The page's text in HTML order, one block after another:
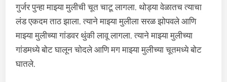
गुर्जर पुन्हा माझ्या मुलीची चूत चाटू लागला. थोड्या वेळातच त्याचा
लंड एकदम ताठ झाला. त्याने माझ्या मुलीला सरळ झोपवले आणि
माझ्या मुलीच्या गांडवर थुंकी लावू लागला. त्याने माझ्या मुलीच्या
गांडमध्ये बोट घालून चोदले आणि मग माझ्या मुलीच्या चूतमध्ये बोट
घातले.